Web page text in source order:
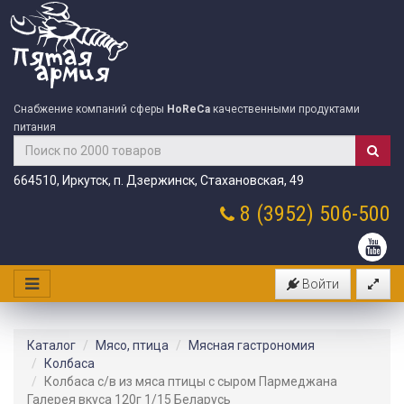
Снабжение компаний сферы HoReCa качественными продуктами
питания
664510, Иркутск, п. Дзержинск, Стахановская, 49
8 (3952) 506-500
Войти
Каталог Мясо, птица
Мясная гастрономия
Колбаса
Колбаса с/в из мяса птицы с сыром Пармеджана
Галерея вкуса 120г 1/15 Беларусь